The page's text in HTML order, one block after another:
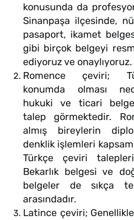
konusunda da
Sinanpaşa ilçesinde,
pasaport, ikamet
gibi birçok belgeyi
ediyoruz ve onaylıyoruz.
Romence çeviri;
konumda olması
hukuki ve ticari
talep görmektedir.
almış bireylerin
denklik işlemleri
Türkçe çeviri talepleri
Bekarlık belgesi ve
belgeler de sıkça
arasındadır.
Latince çeviri;